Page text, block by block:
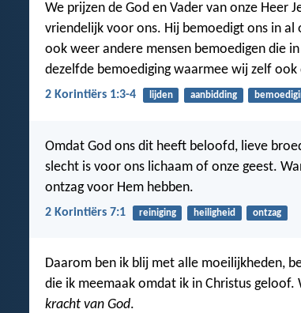
We prijzen de God en Vader van onze Heer
vriendelijk voor ons. Hij bemoedigt ons in
ook weer andere mensen bemoedigen die
dezelfde bemoediging waarmee wij zelf
2 Korintiërs 1:3-4 lijden aanbidding
Omdat God ons dit heeft beloofd, lieve
slecht is voor ons lichaam of onze geest.
ontzag voor Hem hebben.
2 Korintiërs 7:1 reiniging heiligheid ontzag
Daarom ben ik blij met alle moeilijkheden,
die ik meemaak omdat ik in Christus geloof.
kracht van God.